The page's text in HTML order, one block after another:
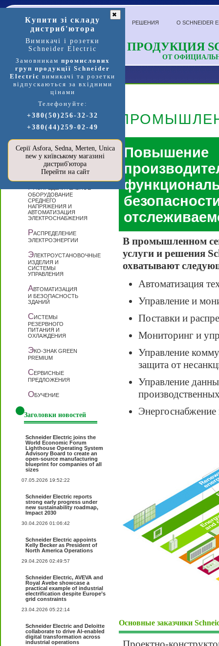
ПРОДУКЦИЯ
ОТ
РЕШЕНИЯ О SCHNEIDER
П
ЕРЕЙТИ В
МАГАЗИН
SCHNEIDER
ELECTRIC »»»
ВТОМАТИЗАЦИЯ
И УПРАВЛЕНИЕ
ОБОРУДОВАНИЕ
СРЕДНЕГО
НАПРЯЖЕНИЯ И
АВТОМАТИЗАЦИЯ
ЭЛЕКТРОСНАБЖЕНИЯ
РАСПРЕДЕЛЕНИЕ
ЭЛЕКТРОЭНЕРГИИ
ЭЛЕКТРОУСТАНОВОЧНЫЕ
ИЗДЕЛИЯ И
СИСТЕМЫ
УПРАВЛЕНИЯ
АВТОМАТИЗАЦИЯ
И БЕЗОПАСНОСТЬ
ЗДАНИЙ
СИСТЕМЫ
РЕЗЕРВНОГО
ПИТАНИЯ И
ОХЛАЖДЕНИЯ
ЭКО-ЗНАК GREEN
PREMIUM
СЕРВИСНЫЕ
ПРЕДЛОЖЕНИЯ
ОБУЧЕНИЕ
Заголовки новостей
Schneider Electric joins the
World Economic Forum
Lighthouse Operating System
Advisory Board to create an
open-source manufacturing
blueprint for companies of all
sizes
07.05.2026 19:52:22
Schneider Electric reports
strong early progress under
new sustainability roadmap,
Impact 2030
30.04.2026 01:06:42
Schneider Electric appoints
Kelly Becker as President of
North America Operations
29.04.2026 02:49:57
Schneider Electric, AVEVA and
Royal Avebe showcase a
practical example of industrial
electrification despite Europe’s
grid constraints
23.04.2026 05:22:14
Schneider Electric and Deloitte
collaborate to drive AI-enabled
digital transformation across
industrial operations
Повышение
В промышленном
услуги и решения
охватывают
Автоматизация
Управление и
Поставки и
Мониторинг и
Управление
защита от
Управление
Основные заказчики
Купити зі складу
дистриб'ютора
Вимикачі і розетки
Schneider Electric
Замовникам промислових
груп продукції Schneider
Electric вимикачі та розетки
відпускаються за вхідними
цінами
Телефонуйте:
+380(50)256-32-32
+380(44)259-02-49
Серії Asfora, Sedna, Merten, Unica
new у київському магазині
дистриб'ютора
Перейти на сайт
✖